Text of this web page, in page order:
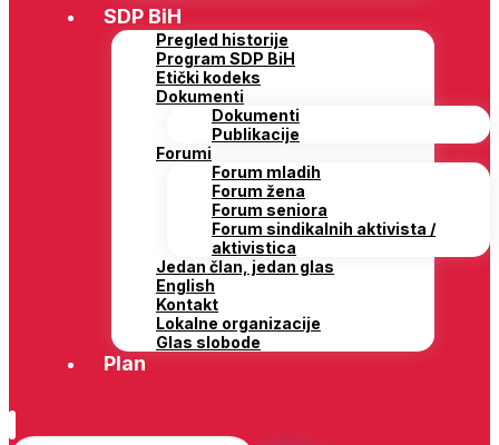
SDP BiH
Pregled historije
Program SDP BiH
Etički kodeks
Dokumenti
Dokumenti
Publikacije
Forumi
Forum mladih
Forum žena
Forum seniora
Forum sindikalnih aktivista /
aktivistica
Jedan član, jedan glas
English
Kontakt
Lokalne organizacije
Glas slobode
Plan